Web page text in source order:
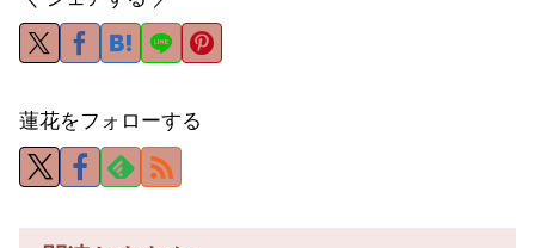
蓮花をフォローする